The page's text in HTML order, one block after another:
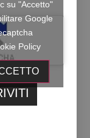
su "Accetto"
Google
Policy